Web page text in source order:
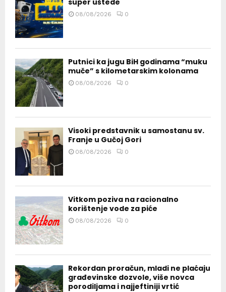
08/08/2026 0
Putnici ka jugu BiH godinama “muku
muče” s kilometarskim kolonama
08/08/2026 0
Visoki predstavnik u samostanu sv.
Franje u Gučoj Gori
08/08/2026 0
Vitkom poziva na racionalno
korištenje vode za piće
08/08/2026 0
Rekordan proračun, mladi ne plaćaju
građevinske dozvole, više novca
porodiljama i najjeftiniji vrtić